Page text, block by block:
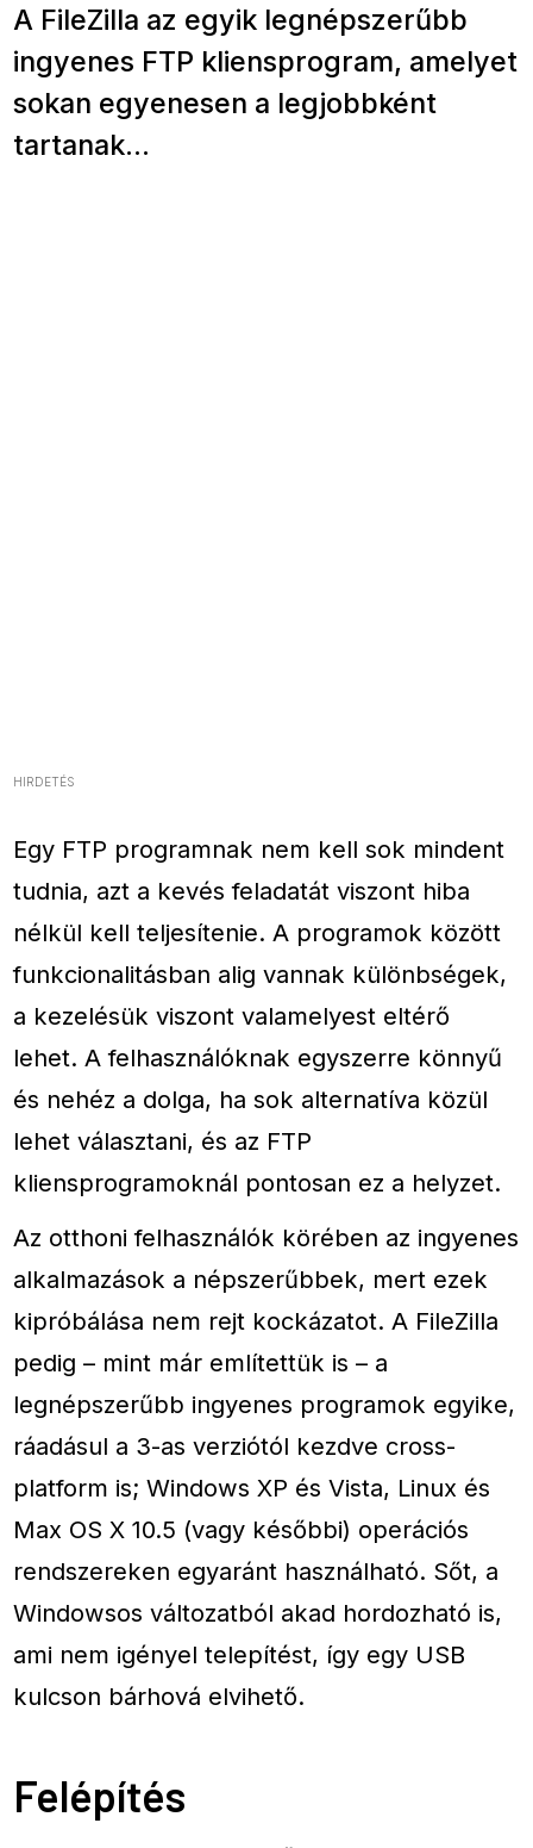
A FileZilla az egyik legnépszerűbb
ingyenes FTP kliensprogram, amelyet
sokan egyenesen a legjobbként
tartanak...
HIRDETÉS
Egy FTP programnak nem kell sok mindent
tudnia, azt a kevés feladatát viszont hiba
nélkül kell teljesítenie. A programok között
funkcionalitásban alig vannak különbségek,
a kezelésük viszont valamelyest eltérő
lehet. A felhasználóknak egyszerre könnyű
és nehéz a dolga, ha sok alternatíva közül
lehet választani, és az FTP
kliensprogramoknál pontosan ez a helyzet.
Az otthoni felhasználók körében az ingyenes
alkalmazások a népszerűbbek, mert ezek
kipróbálása nem rejt kockázatot. A FileZilla
pedig – mint már említettük is – a
legnépszerűbb ingyenes programok egyike,
ráadásul a 3-as verziótól kezdve cross-
platform is; Windows XP és Vista, Linux és
Max OS X 10.5 (vagy későbbi) operációs
rendszereken egyaránt használható. Sőt, a
Windowsos változatból akad hordozható is,
ami nem igényel telepítést, így egy USB
kulcson bárhová elvihető.
Felépítés